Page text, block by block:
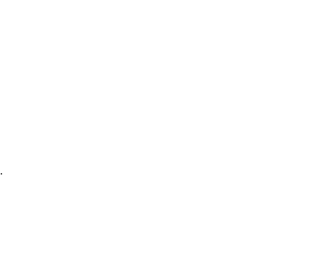
في السنة في 7 يناير. تعزز هذه المناسبات الروابط العائلية من خلال ممارسات قديمة.